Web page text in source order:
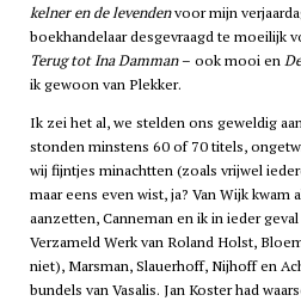
kelner en de levendenvoor mijn
boekhandelaar desgevraagd te moeilijk
Terug tot Ina Damman– ook mooi en
ik gewoon van Plekker.
Ik zei het al, we stelden ons geweldig
stonden minstens 60 of 70 titels,
wij fijntjes minachtten (zoals vrijwel
maar eens even wist, ja? Van Wijk kwam
aanzetten, Canneman en ik in ieder
Verzameld Werk van Roland Holst,
niet), Marsman, Slauerhoff, Nijhoff en
bundels van Vasalis. Jan Koster had